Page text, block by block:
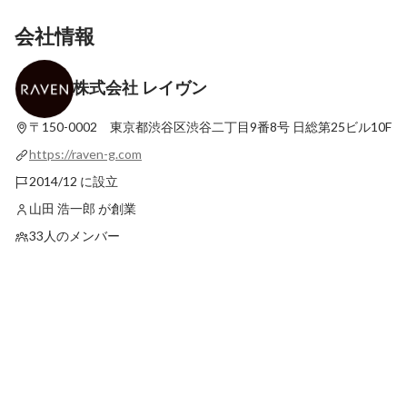
レイヴンの福利厚生 Vol.1 教育支援制度
最新順で表示
会社情報
株式会社 レイヴン
〒150-0002 東京都渋谷区渋谷二丁目9番8号 日総第25ビル10F
https://raven-g.com
2014/12 に設立
山田 浩一郎 が創業
33人のメンバー